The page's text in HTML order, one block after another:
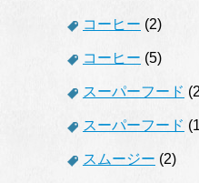
コーヒー (2)
コーヒー (5)
スーパーフード
スーパーフード
スムージー (2)